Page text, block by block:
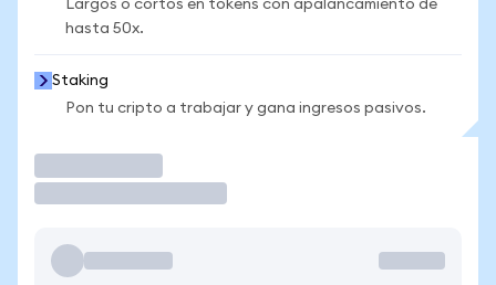
Largos o cortos en tokens con apalancamiento de
hasta 50x.
Staking
Pon tu cripto a trabajar y gana ingresos pasivos.